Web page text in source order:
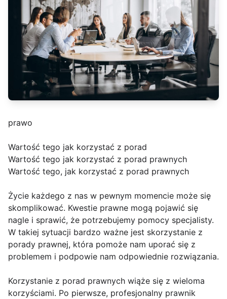
prawo
Wartość tego jak korzystać z porad
Wartość tego jak korzystać z porad prawnych
Wartość tego, jak korzystać z porad prawnych
Życie każdego z nas w pewnym momencie może się
skomplikować. Kwestie prawne mogą pojawić się
nagle i sprawić, że potrzebujemy pomocy specjalisty.
W takiej sytuacji bardzo ważne jest skorzystanie z
porady prawnej, która pomoże nam uporać się z
problemem i podpowie nam odpowiednie rozwiązania.
Korzystanie z porad prawnych wiąże się z wieloma
korzyściami. Po pierwsze, profesjonalny prawnik